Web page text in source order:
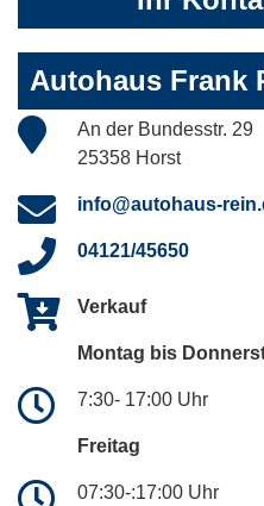
Autohaus Frank
An der Bundesstr. 29
25358 Horst
info@autohaus-
04121/45650
Verkauf
Montag bis
7:30- 17:00 Uhr
Freitag
07:30-:17:00 Uhr